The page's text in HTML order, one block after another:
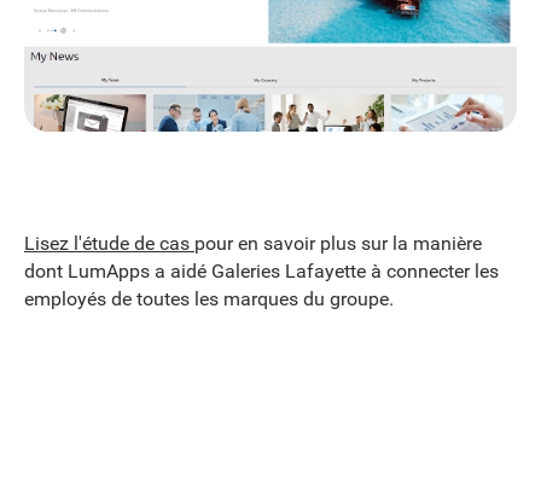
Lisez l'étude de cas pour en savoir plus sur la manière
dont LumApps a aidé Galeries Lafayette à connecter les
employés de toutes les marques du groupe.